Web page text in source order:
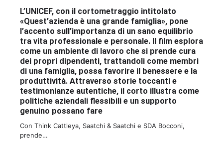
L’UNICEF, con il cortometraggio intitolato
«Quest’azienda è una grande famiglia», pone
l’accento sull’importanza di un sano equilibrio
tra vita professionale e personale. Il film esplora
come un ambiente di lavoro che si prende cura
dei propri dipendenti, trattandoli come membri
di una famiglia, possa favorire il benessere e la
produttività. Attraverso storie toccanti e
testimonianze autentiche, il corto illustra come
politiche aziendali flessibili e un supporto
genuino possano fare
Con Think Cattleya, Saatchi & Saatchi e SDA Bocconi,
prende…